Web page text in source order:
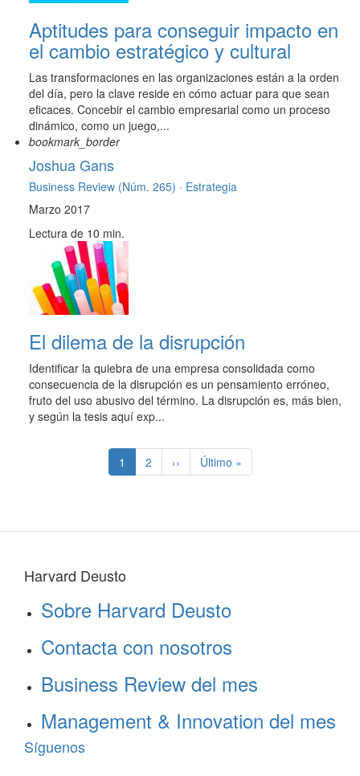
Aptitudes para conseguir impacto en
el cambio estratégico y cultural
Las transformaciones en las organizaciones están a la orden
del día, pero la clave reside en cómo actuar para que sean
eficaces. Concebir el cambio empresarial como un proceso
dinámico, como un juego,...
bookmark_border
Joshua Gans
Business Review (Núm. 265) · Estrategia
Marzo 2017
Lectura de 10 min.
El dilema de la disrupción
Identificar la quiebra de una empresa consolidada como
consecuencia de la disrupción es un pensamiento erróneo,
fruto del uso abusivo del término. La disrupción es, más bien,
y según la tesis aquí exp...
Página
actual
1 Page
2
Siguiente
página
››
Última
página
Último »
Harvard Deusto
Sobre Harvard Deusto
Contacta con nosotros
Business Review del mes
Management & Innovation del mes
Síguenos